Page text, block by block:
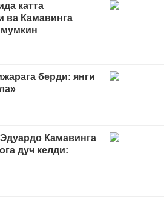
катта
ва Камавинга
берди: янги
Камавинга
дуч келди: